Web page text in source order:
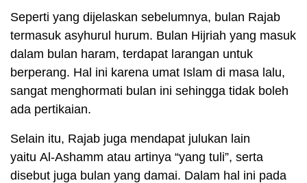
Seperti yang dijelaskan sebelumnya, bulan Rajab
termasuk asyhurul hurum. Bulan Hijriah yang masuk
dalam bulan haram, terdapat larangan untuk
berperang. Hal ini karena umat Islam di masa lalu,
sangat menghormati bulan ini sehingga tidak boleh
ada pertikaian.
Selain itu, Rajab juga mendapat julukan lain
yaitu Al-Ashamm atau artinya “yang tuli”, serta
disebut juga bulan yang damai. Dalam hal ini pada